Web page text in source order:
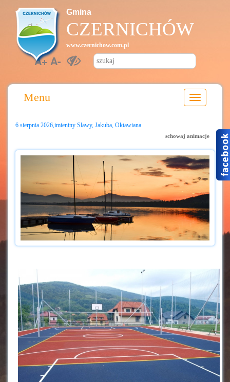
Gmina
CZERNICHÓW
www.czernichow.com.pl
A+A-
Menu
6 sierpnia 2026,imieniny Slawy, Jakuba, Oktawiana
schowaj animacje